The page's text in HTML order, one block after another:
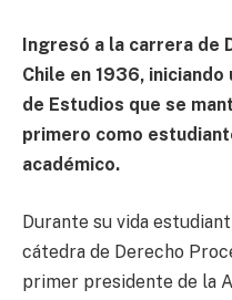
Ingresó a la carrera de
Chile en 1936, iniciando
de Estudios que se
primero como
académico.
Durante su vida
cátedra de Derecho
primer presidente de la